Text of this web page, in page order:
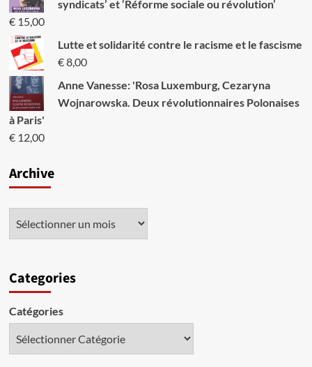
le
halte
à
politique
de
libéralisation!
syndicats’ et ‘Réforme sociale ou révolution’
€15,00
Lutte et solidarité contre le racisme et le fascisme
€8,00
Anne Vanesse: 'Rosa Luxemburg, Cezaryna
Wojnarowska. Deux révolutionnaires Polonaises
à Paris'
€12,00
Archive
Categories
Catégories